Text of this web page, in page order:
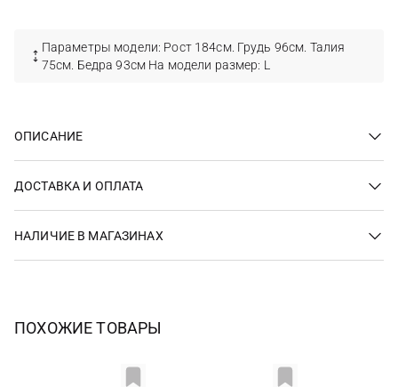
Параметры модели: Рост 184см. Грудь 96см. Талия
75см. Бедра 93см На модели размер: L
ОПИСАНИЕ
ДОСТАВКА И ОПЛАТА
НАЛИЧИЕ В МАГАЗИНАХ
ПОХОЖИЕ ТОВАРЫ